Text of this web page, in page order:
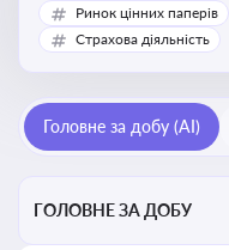
Ринок цінних паперів
Страхова діяльність
Головне за добу (AI)
ГОЛОВНЕ ЗА ДОБУ